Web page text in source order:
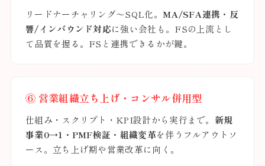
リードナーチャリング〜SQL化。 MA/SFA連携・反
響/インバウンド対応に強い会社も。FSの上流とし
て品質を握る。FSと連携できるかが鍵。
⑥ 営業組織立ち上げ・コンサル併用型
仕組み・スクリプト・KPI設計から実行まで。 新規
事業0→1・PMF検証・組織変革を伴うフルアウトソ
ース。立ち上げ期や営業改革に向く。